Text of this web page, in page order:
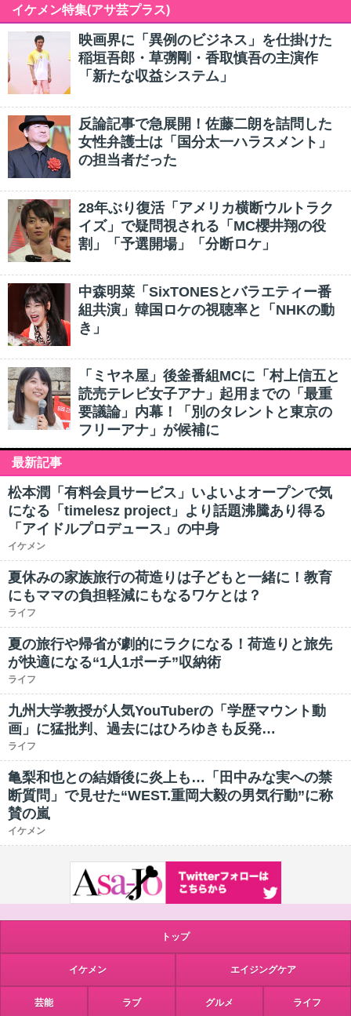
イケメン特集(アサ芸プラス)
映画界に「異例のビジネス」を仕掛けた
稲垣吾郎・草彅剛・香取慎吾の主演作
「新たな収益システム」
反論記事で急展開！佐藤二朗を詰問した
女性弁護士は「国分太一ハラスメント」
の担当者だった
28年ぶり復活「アメリカ横断ウルトラク
イズ」で疑問視される「MC櫻井翔の役
割」「予選開場」「分断ロケ」
中森明菜「SixTONESとバラエティー番
組共演」韓国ロケの視聴率と「NHKの動
き」
「ミヤネ屋」後釜番組MCに「村上信五と
読売テレビ女子アナ」起用までの「最重
要議論」内幕！「別のタレントと東京の
フリーアナ」が候補に
最新記事
松本潤「有料会員サービス」いよいよオープンで気
になる「timelesz project」より話題沸騰あり得る
「アイドルプロデュース」の中身
イケメン
夏休みの家族旅行の荷造りは子どもと一緒に！教育
にもママの負担軽減にもなるワケとは？
ライフ
夏の旅行や帰省が劇的にラクになる！荷造りと旅先
が快適になる“1人1ポーチ”収納術
ライフ
九州大学教授が人気YouTuberの「学歴マウント動
画」に猛批判、過去にはひろゆきも反発…
ライフ
亀梨和也との結婚後に炎上も…「田中みな実への禁
断質問」で見せた“WEST.重岡大毅の男気行動”に称
賛の嵐
イケメン
トップ
イケメン エイジングケア
芸能 ラブ グルメ ライフ